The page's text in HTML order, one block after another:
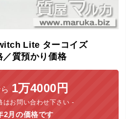
Lite ターコイズ
／質預かり価格
1万4000円
はお問い合わせ下さい
2月の価格です